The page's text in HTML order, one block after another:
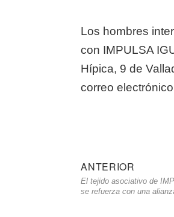
Los hombres
con IMPULSA
Hípica, 9 de
correo
Navegación
de
ANTERIOR
anterior
El tejido asociativo de
se refuerza con una